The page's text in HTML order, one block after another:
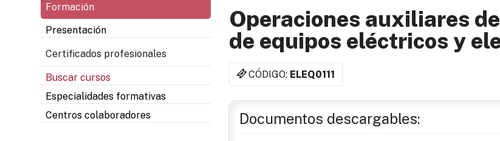
Formación
Presentación
Certificados profesionales
Buscar cursos
Especialidades formativas
Centros colaboradores
Operaciones auxiliares
de equipos eléctricos y
CÓDIGO: ELEQ0111
Documentos descargables: